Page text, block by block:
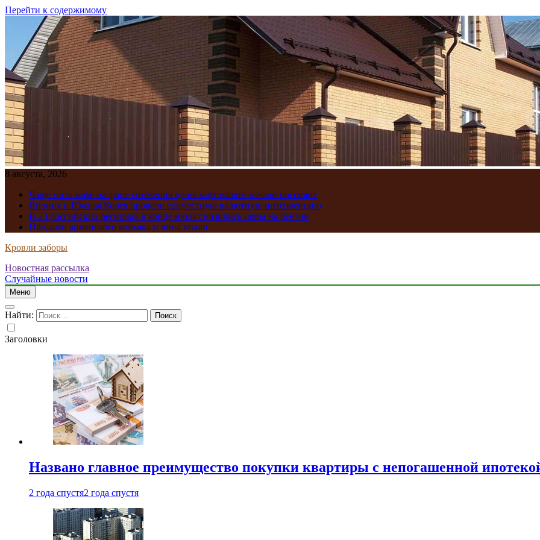
Перейти к содержимому
8 августа, 2026
Чаще пить кофе на фоне снижения цены кофемашин начали россияне
Япония и Южная Корея провели совместную валютную интервенцию
В 23 российских регионах в конце июля снизились цены на бензин
Продажи армянского коньяка и вина упали
Кровли заборы
Новостная рассылка
Случайные новости
Меню
Найти:
Заголовки
Названо главное преимущество покупки квартиры с непогашенной
2 года спустя2 года спустя